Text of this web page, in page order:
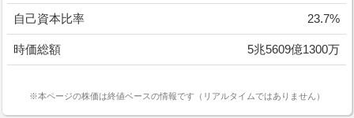
自己資本比率 23.7%
時価総額 5兆5609億1300万
※本ページの株価は終値ベースの情報です（リアルタイムではありません）